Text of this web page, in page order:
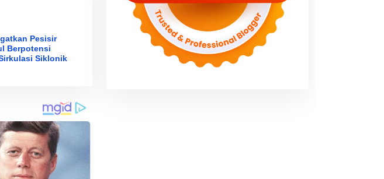
Pesisir
Berpotensi
Sirkulasi Siklonik